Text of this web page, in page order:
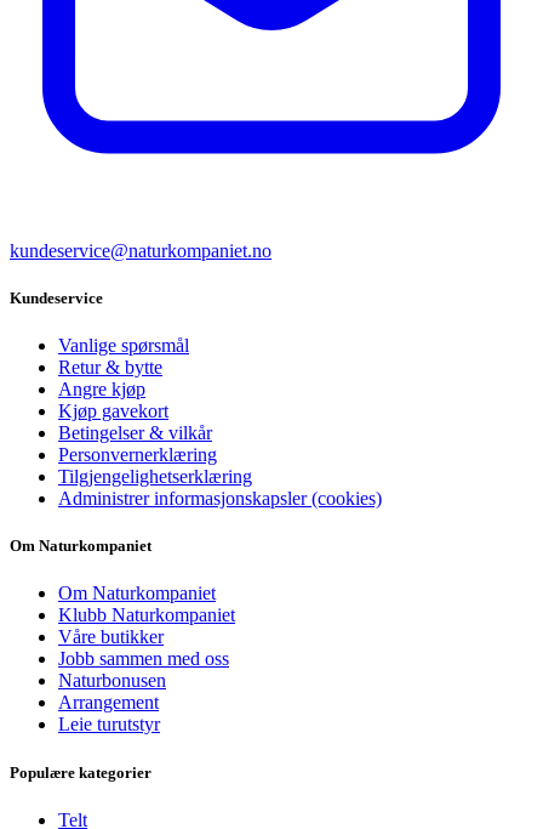
kundeservice@naturkompaniet.no
Kundeservice
Vanlige spørsmål
Retur & bytte
Angre kjøp
Kjøp gavekort
Betingelser & vilkår
Personvernerklæring
Tilgjengelighetserklæring
Administrer informasjonskapsler (cookies)
Om Naturkompaniet
Om Naturkompaniet
Klubb Naturkompaniet
Våre butikker
Jobb sammen med oss
Naturbonusen
Arrangement
Leie turutstyr
Populære kategorier
Telt